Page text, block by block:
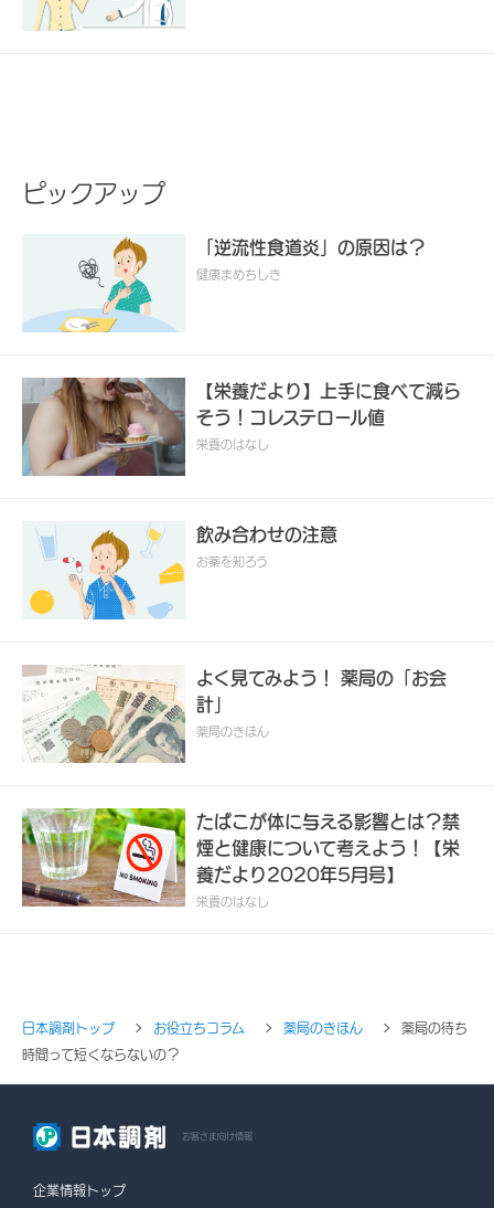
ピックアップ
「逆流性食道炎」の原因は？
健康まめちしき
【栄養だより】上手に食べて減ら
そう！コレステロール値
栄養のはなし
飲み合わせの注意
お薬を知ろう
よく見てみよう！ 薬局の「お会
計」
薬局のきほん
たばこが体に与える影響とは？禁
煙と健康について考えよう！【栄
養だより2020年5月号】
栄養のはなし
日本調剤トップ お役立ちコラム 薬局のきほん
薬局の待ち
時間って短くならないの？
お客さま向け情報
企業情報トップ